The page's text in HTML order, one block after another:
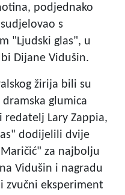
podjednako
s
"Ljudski glas", u
Dijane Vidušin.
žirija bili su
glumica
redatelj Lary Zappia,
dodijelili dvije
za najbolju
Vidušin i nagradu
zvučni eksperiment